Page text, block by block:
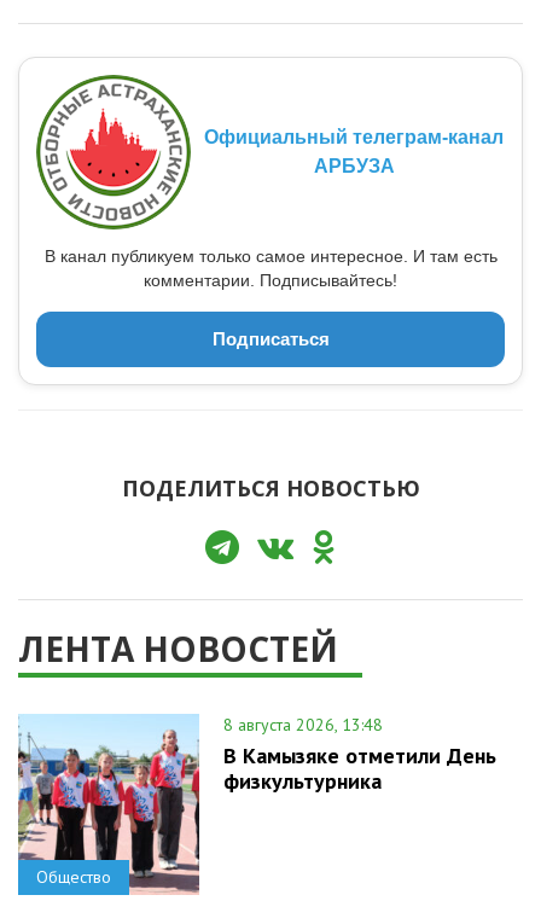
Официальный телеграм-канал
АРБУЗА
В канал публикуем только самое интересное. И там есть
комментарии. Подписывайтесь!
Подписаться
ПОДЕЛИТЬСЯ НОВОСТЬЮ
ЛЕНТА НОВОСТЕЙ
Общество
8 августа 2026, 13:48
В Камызяке отметили День
физкультурника